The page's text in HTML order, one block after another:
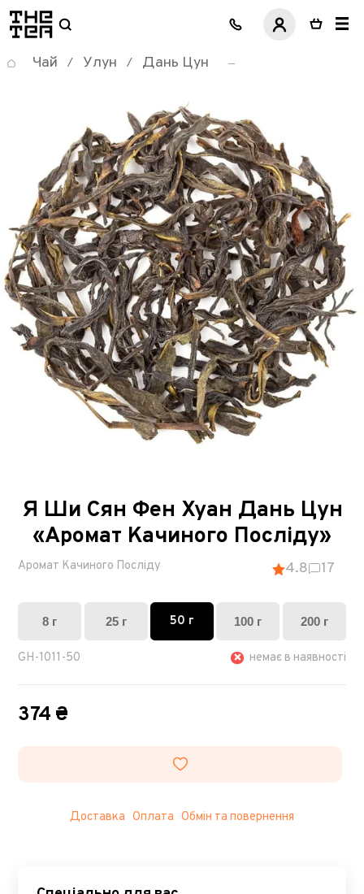
логотип
Чай / Улун / Дань Цун
Я Ши Сян Фен Хуан Дань Цун
«Аромат Качиного Посліду»
Аромат Качиного Посліду 4.8 17
8 г 25 г 50 г 100 г 200 г
GH-1011-50 немає в наявності
374 ₴
Доставка Оплата Обмін та повернення